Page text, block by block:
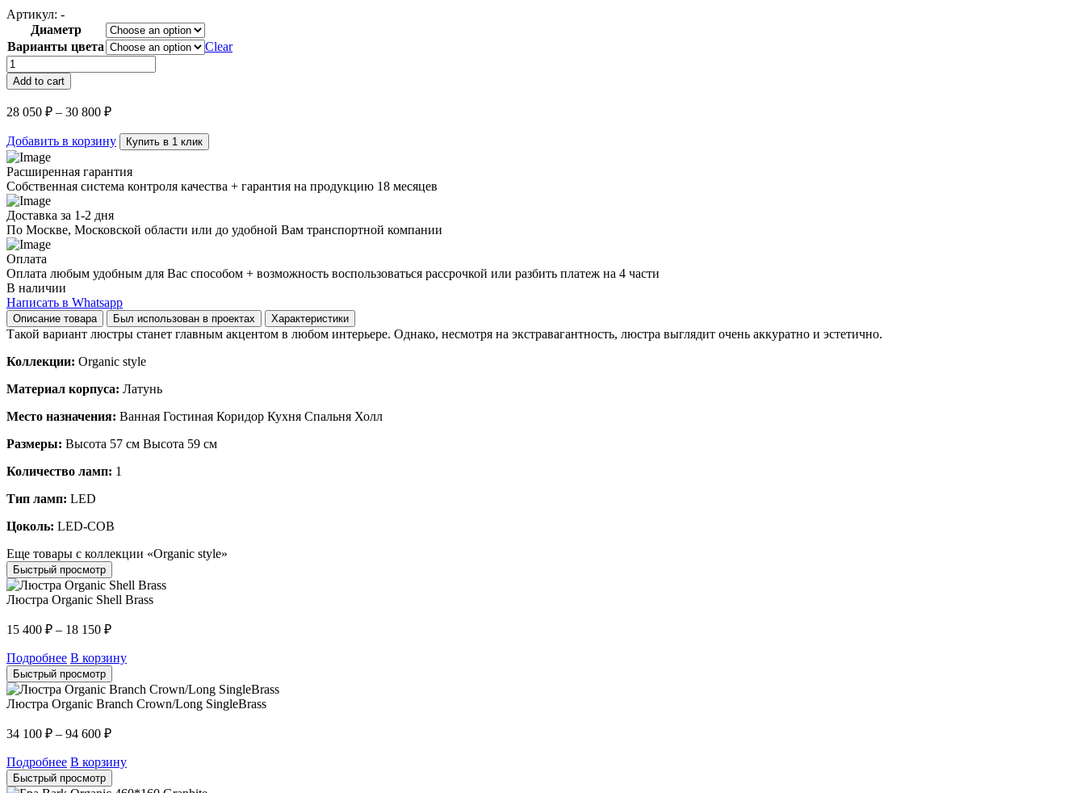
Артикул: -
Диаметр
Варианты цвета
Clear
Люстра
Organic
Shell/Handmade
Branch
Brass/Graphite
quantity
Add to cart
28 050 ₽ – 30 800 ₽
Добавить в корзину Купить в 1 клик
Расширенная гарантия
Собственная система контроля качества + гарантия на продукцию 18 месяцев
Доставка за 1-2 дня
По Москве, Московской области или до удобной Вам транспортной компании
Оплата
Оплата любым удобным для Вас способом + возможность воспользоваться рассрочкой или разбить платеж на 4 части
В наличии
Написать в Whatsapp
Описание товара Был использован в проектах Характеристики
Такой вариант люстры станет главным акцентом в любом интерьере. Однако, несмотря на экстравагантность, люстра выглядит очень аккуратно и эстетично.
Коллекции: Organic style
Материал корпуса: Латунь
Место назначения: Ванная Гостиная Коридор Кухня Спальня Холл
Размеры: Высота 57 см Высота 59 см
Количество ламп: 1
Тип ламп: LED
Цоколь: LED-COB
Еще товары с коллекции «Organic style»
Быстрый просмотр
Люстра Organic Shell Brass
15 400 ₽ – 18 150 ₽
Подробнее В корзину
Быстрый просмотр
Люстра Organic Branch Crown/Long SingleBrass
34 100 ₽ – 94 600 ₽
Подробнее В корзину
Быстрый просмотр